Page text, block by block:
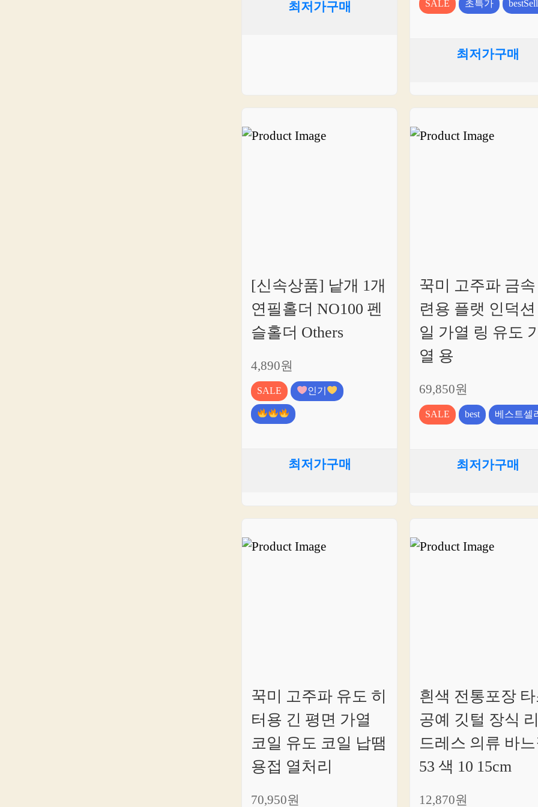
최저가구매 SALE 초특가
최저가구매
[신속상품] 낱개 1개
연필홀더 NO100 펜
슬홀더 Others
4,890원
SALE 인기
최저가구매
꾹미 고주파 금
련용 플랫 인덕
일 가열 링 유도
열 용
69,850원
SALE best 베스트셀
최저가구매
꾹미 고주파 유도 히
터용 긴 평면 가열
코일 유도 코일 납땜
용접 열처리
70,950원
흰색 전통포장
공예 깃털 장식
드레스 의류 바
53 색 10 15cm
12,870원